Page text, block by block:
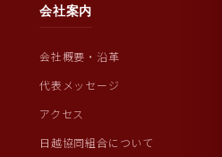
会社案内
会社概要・沿革
代表メッセージ
アクセス
日越協同組合について